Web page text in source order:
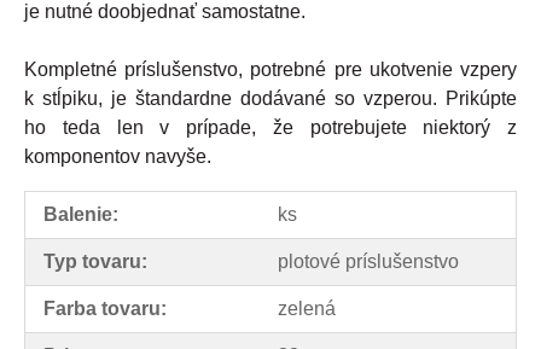
je nutné doobjednať samostatne.
Kompletné príslušenstvo, potrebné pre ukotvenie vzpery
k stĺpiku, je štandardne dodávané so vzperou. Prikúpte
ho teda len v prípade, že potrebujete niektorý z
komponentov navyše.
Balenie: ks
Typ tovaru: plotové príslušenstvo
Farba tovaru: zelená